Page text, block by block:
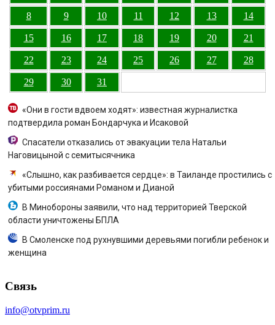
8 9 10 11 12 13 14
15 16 17 18 19 20 21
22 23 24 25 26 27 28
29 30 31
«Они в гости вдвоем ходят»: известная журналистка
подтвердила роман Бондарчука и Исаковой
Спасатели отказались от эвакуации тела Натальи
Наговицыной с семитысячника
«Слышно, как разбивается сердце»: в Таиланде простились с
убитыми россиянами Романом и Дианой
В Минобороны заявили, что над территорией Тверской
области уничтожены БПЛА
В Смоленске под рухнувшими деревьями погибли ребенок и
женщина
Связь
info@otvprim.ru